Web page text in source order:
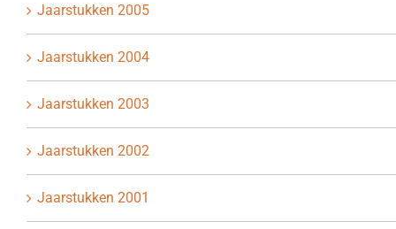
Jaarstukken 2005
Jaarstukken 2004
Jaarstukken 2003
Jaarstukken 2002
Jaarstukken 2001